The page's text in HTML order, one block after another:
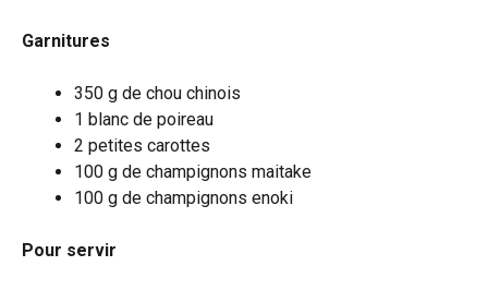
Garnitures
350 g de chou chinois
1 blanc de poireau
2 petites carottes
100 g de champignons maitake
100 g de champignons enoki
Pour servir